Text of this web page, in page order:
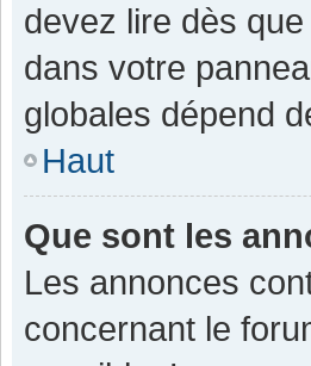
devez lire dès
dans votre
globales dépend
Haut
Que sont les
Les annonces
concernant le